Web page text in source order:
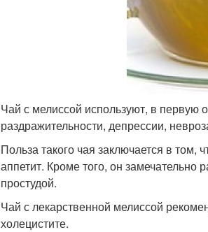
Чай с мелиссой используют, в первую
раздражительности, депрессии,
Польза такого чая заключается в том,
аппетит. Кроме того, он
простудой.
Чай с лекарственной мелиссой
холецистите.